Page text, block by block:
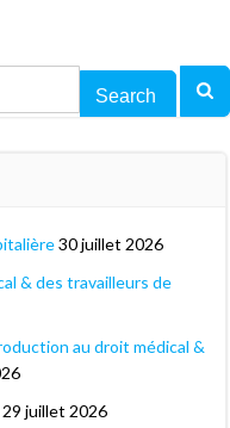
30 juillet 2026
& des travailleurs de
au droit médical &
29 juillet 2026